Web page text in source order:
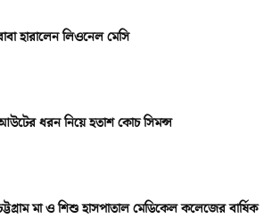
হারালেন লিওনেল মেসি
ধরন নিয়ে হতাশ কোচ সিমন্স
মা ও শিশু হাসপাতাল মেডিকেল কলেজের বার্ষিক